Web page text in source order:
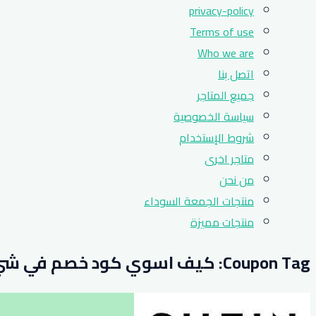
privacy-policy
Terms of use
Who we are
اتصل بنا
جميع المتاجر
سياسة الخصوصية
شروط الإستخدام
متاجر اخرى
من نحن
منتجات الجمعة السوداء
منتجات مميزة
Coupon Tag: كيف اسوي كود خصم في